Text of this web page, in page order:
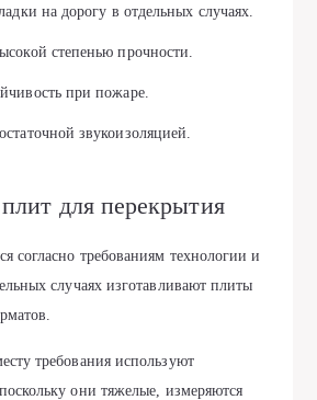
на дорогу в отдельных случаях.
степенью прочности.
при пожаре.
звукоизоляцией.
для перекрытия
согласно требованиям технологии и
случаях изготавливают плиты
требования используют
они тяжелые, измеряются